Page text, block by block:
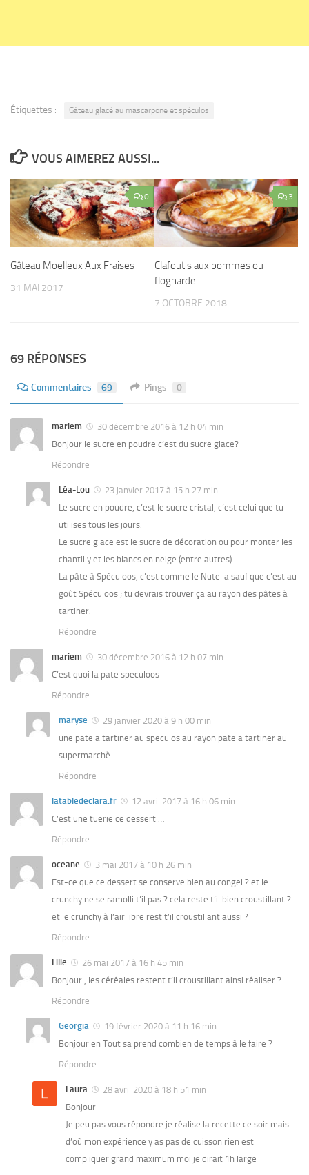
Étiquettes : Gâteau glacé au mascarpone et spéculos
VOUS AIMEREZ AUSSI...
0
Gâteau Moelleux Aux Fraises
31 MAI 2017
3
Clafoutis aux pommes ou
flognarde
7 OCTOBRE 2018
69 RÉPONSES
Commentaires 69 Pings 0
mariem
30 décembre 2016 à 12 h 04 min
Bonjour le sucre en poudre c’est du sucre glace?
Répondre
Léa-Lou
23 janvier 2017 à 15 h 27 min
Le sucre en poudre, c’est le sucre cristal, c’est celui que tu
utilises tous les jours.
Le sucre glace est le sucre de décoration ou pour monter les
chantilly et les blancs en neige (entre autres).
La pâte à Spéculoos, c’est comme le Nutella sauf que c’est au
goût Spéculoos ; tu devrais trouver ça au rayon des pâtes à
tartiner.
Répondre
mariem
30 décembre 2016 à 12 h 07 min
C’est quoi la pate speculoos
Répondre
maryse
29 janvier 2020 à 9 h 00 min
une pate a tartiner au speculos au rayon pate a tartiner au
supermarchè
Répondre
latabledeclara.fr
12 avril 2017 à 16 h 06 min
C’est une tuerie ce dessert …
Répondre
oceane
3 mai 2017 à 10 h 26 min
Est-ce que ce dessert se conserve bien au congel ? et le
crunchy ne se ramolli t’il pas ? cela reste t’il bien croustillant ?
et le crunchy à l’air libre rest t’il croustillant aussi ?
Répondre
Lilie
26 mai 2017 à 16 h 45 min
Bonjour , les céréales restent t’il croustillant ainsi réaliser ?
Répondre
Georgia
19 février 2020 à 11 h 16 min
Bonjour en Tout sa prend combien de temps à le faire ?
Répondre
Laura
28 avril 2020 à 18 h 51 min
Bonjour
Je peu pas vous répondre je réalise la recette ce soir mais
d’où mon expérience y as pas de cuisson rien est
compliquer grand maximum moi je dirait 1h large